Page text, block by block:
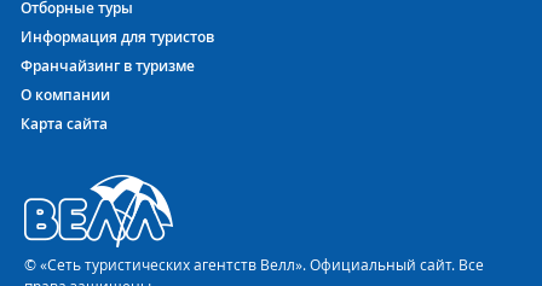
Отборные туры
Информация для туристов
Франчайзинг в туризме
О компании
Карта сайта
© «Сеть туристических агентств Велл». Официальный сайт. Все